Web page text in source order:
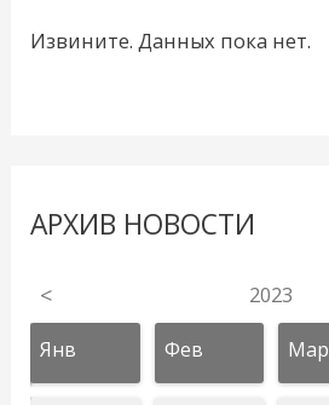
Извините. Данных пока нет.
АРХИВ НОВОСТИ
< 2023
Янв Фев Мар